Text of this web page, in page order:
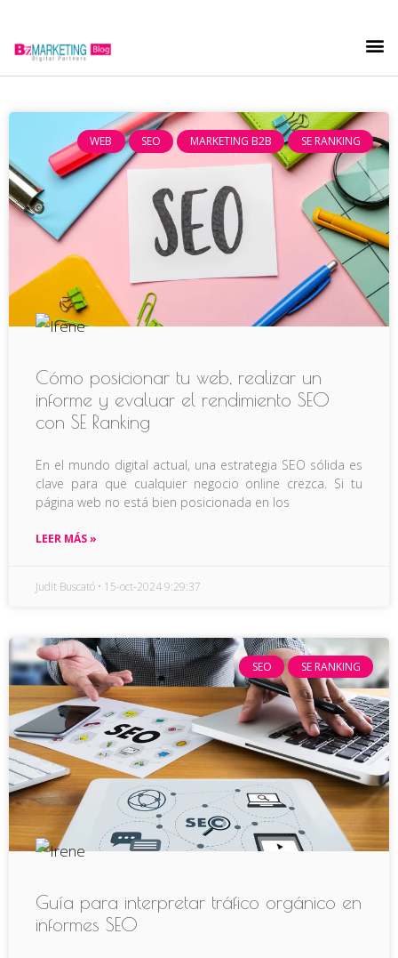
WEB SEO MARKETING B2B SE RANKING
Cómo posicionar tu web, realizar un
informe y evaluar el rendimiento SEO
con SE Ranking
En el mundo digital actual, una estrategia SEO sólida es
clave para que cualquier negocio online crezca. Si tu
página web no está bien posicionada en los
LEER MÁS »
Judit Buscató 15-oct-2024 9:29:37
SEO SE RANKING
Guía para interpretar tráfico orgánico en
informes SEO